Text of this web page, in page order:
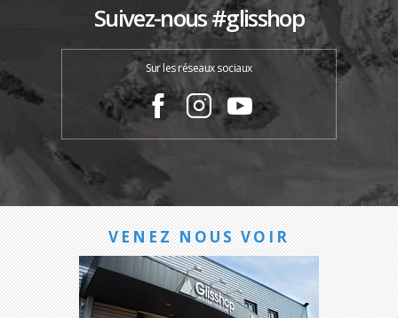
Suivez-nous #glisshop
Sur les réseaux sociaux
VENEZ NOUS VOIR